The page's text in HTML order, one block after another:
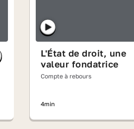
L'État de droit, une
valeur fondatrice
Compte à rebours
4min